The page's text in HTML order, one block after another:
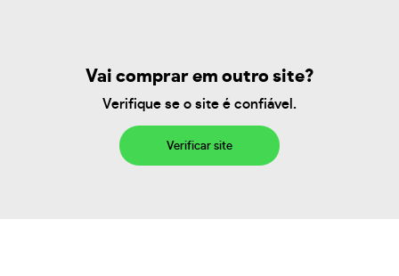
Vai comprar em outro site?
Verifique se o site é confiável.
Verificar site